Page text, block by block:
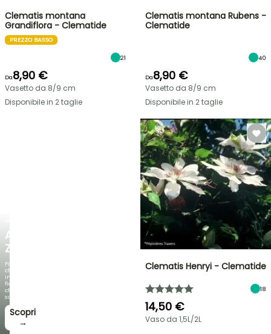
AGAPANTHUS
ZAMBEZI
Fogliami
che
incantano,
fioriture
che
sorprendono!
Scopri
→
Clematis montana
Grandiflora - Clematide
PREZZO BASSO
21
Da8,90 €
Vasetto da 8/9 cm
Disponibile in 2 taglie
Clematis montana Rubens -
Clematide
40
Da8,90 €
Vasetto da 8/9 cm
Disponibile in 2 taglie
Clematis Henryi - Clematide
18
14,50 €
Vaso da 1,5L/2L